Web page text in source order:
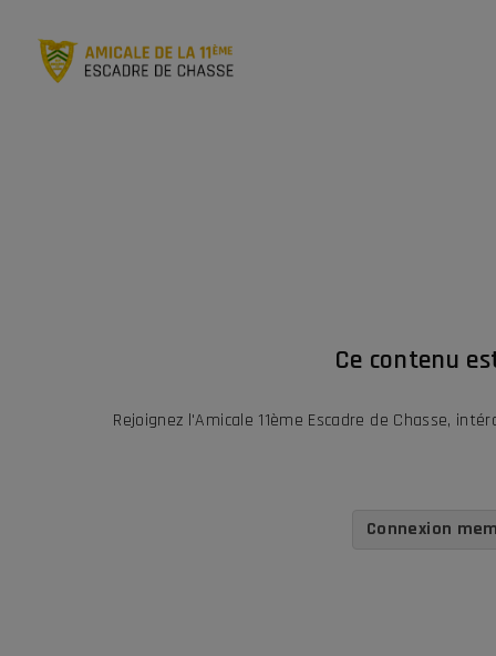
Ce contenu
Rejoignez l'Amicale 11ème Escadre de Chasse,
Connexion